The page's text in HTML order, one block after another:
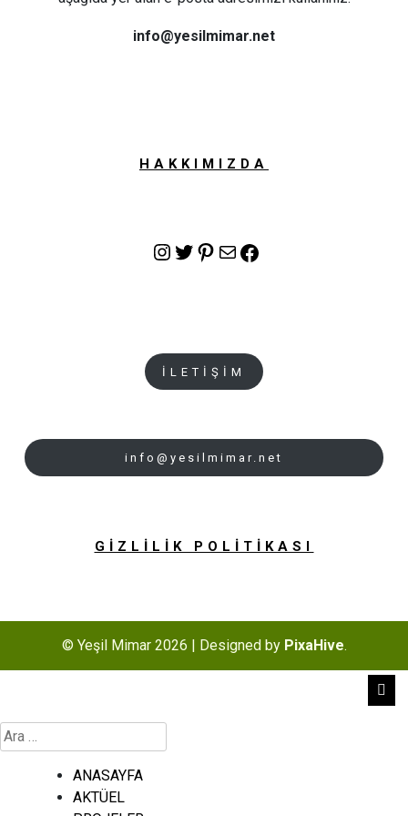
info@yesilmimar.net
HAKKIMIZDA
Instagram
Twitter
Pinterest
E-postaFacebook
İLETİŞİM
info@yesilmimar.net
GİZLİLİK POLİTİKASI
© Yeşil Mimar 2026 | Designed by PixaHive.
Arama:
ANASAYFA
AKTÜEL